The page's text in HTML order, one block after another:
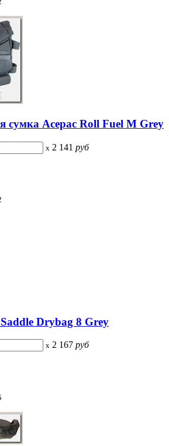
сумка Acepac Roll Fuel M Grey
x 2 141 руб
Drybag 8 Grey
x 2 167 руб